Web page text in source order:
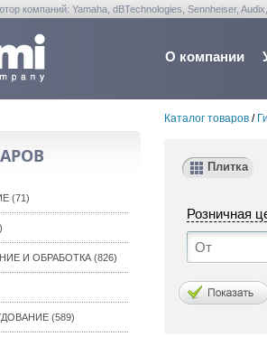
компаний: Yamaha, dBTechnologies, Sennheiser,
О компании
(71)
И ОБРАБОТКА (826)
(589)
Каталог товаров/
Плитка
Розничная